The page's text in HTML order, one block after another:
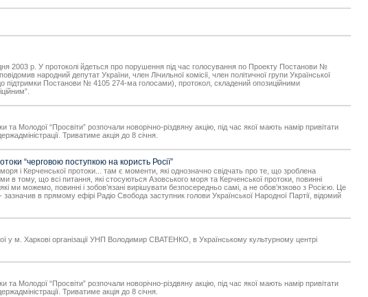
2003 р. У протоколі йдеться про порушення під час голосування по Проекту Постанови №
народний депутат України, член Лічильної комісії, член політичної групи Української
підтримки Постанови № 4105 274-ма голосами), протокол, складений опозиційними
та Молодої “Просвіти” розпочали новорічно-різдвяну акцію, під час якої мають намір привітати
Триватиме акція до 8 січня.
“черговою поступкою на користь Росії”
і Керченської протоки... там є моменти, які однозначно свідчать про те, що зроблена
тому, що всі питання, які стосуються Азовського моря та Керченської протоки, повинні
можемо, повинні і зобов’язані вирішувати безпосередньо самі, а не обов’язково з Росією. Це
в прямому ефірі Радіо Свобода заступник голови Української Народної Партії, відомий
у м. Харкові організації УНП Володимир СВАТЕНКО, в Українському культурному центрі
та Молодої “Просвіти” розпочали новорічно-різдвяну акцію, під час якої мають намір привітати
Триватиме акція до 8 січня.